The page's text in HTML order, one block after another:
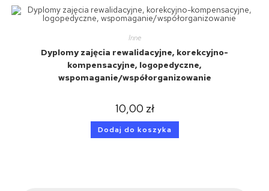
Inne
Dyplomy zajęcia rewalidacyjne, korekcyjno-
kompensacyjne, logopedyczne,
wspomaganie/współorganizowanie
10,00 zł
Dodaj do koszyka